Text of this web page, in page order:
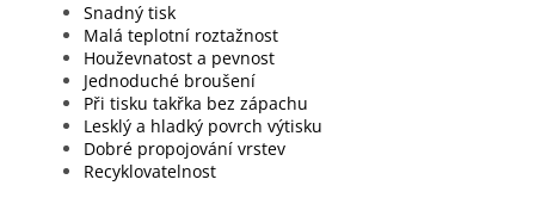
Snadný tisk
Malá teplotní roztažnost
Houževnatost a pevnost
Jednoduché broušení
Při tisku takřka bez zápachu
Lesklý a hladký povrch výtisku
Dobré propojování vrstev
Recyklovatelnost